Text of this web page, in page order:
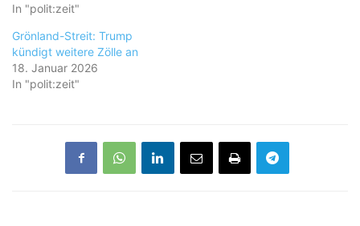
In "polit:zeit"
Grönland-Streit: Trump
kündigt weitere Zölle an
18. Januar 2026
In "polit:zeit"